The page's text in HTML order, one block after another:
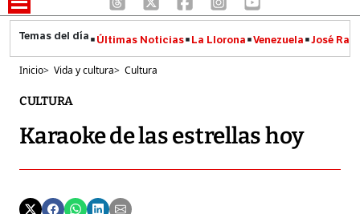
Últimas Noticias La Llorona Venezuela José
Inicio> Vida y cultura> Cultura
CULTURA
Karaoke de las estrellas hoy